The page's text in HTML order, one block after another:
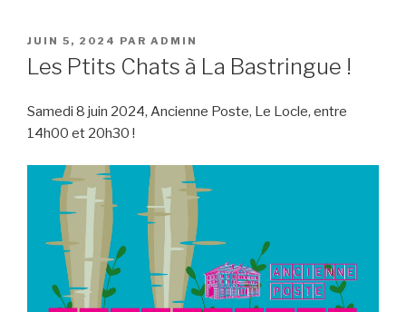
PUBLIÉ
LE
JUIN 5, 2024 PAR ADMIN
Les Ptits Chats à La Bastringue !
Samedi 8 juin 2024, Ancienne Poste, Le Locle, entre
14h00 et 20h30 !